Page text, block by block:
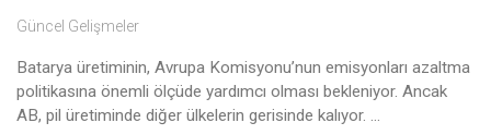
Güncel Gelişmeler
Batarya üretiminin, Avrupa Komisyonu’nun emisyonları azaltma
politikasına önemli ölçüde yardımcı olması bekleniyor. Ancak
AB, pil üretiminde diğer ülkelerin gerisinde kalıyor. ...